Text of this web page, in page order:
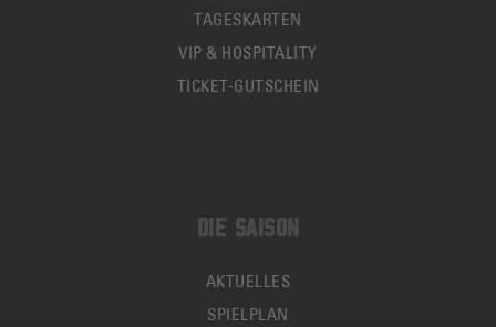
TAGESKARTEN
VIP & HOSPITALITY
TICKET-GUTSCHEIN
DIE SAISON
AKTUELLES
SPIELPLAN